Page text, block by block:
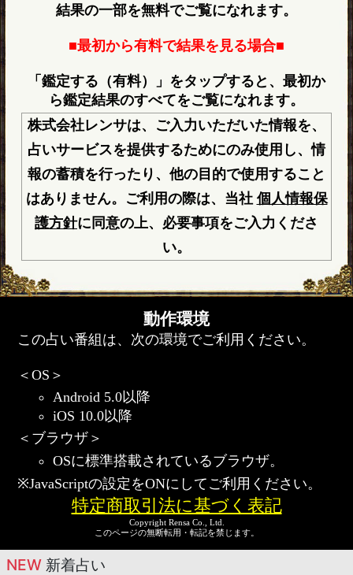
結果の一部を無料でご覧になれます。
■最初から有料で結果を見る場合■
「鑑定する（有料）」をタップすると、最初か
ら鑑定結果のすべてをご覧になれます。
株式会社レンサは、ご入力いただいた情報を、
占いサービスを提供するためにのみ使用し、情
報の蓄積を行ったり、他の目的で使用すること
はありません。ご利用の際は、当社 個人情報保
護方針に同意の上、必要事項をご入力くださ
い。
動作環境
この占い番組は、次の環境でご利用ください。
＜OS＞
Android 5.0以降
iOS 10.0以降
＜ブラウザ＞
OSに標準搭載されているブラウザ。
※JavaScriptの設定をONにしてご利用ください。
特定商取引法に基づく表記
Copyright Rensa Co., Ltd.
このページの無断転用・転記を禁じます。
NEW 新着占い